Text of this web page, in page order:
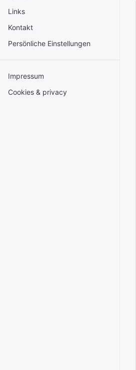
Links
Kontakt
Persönliche Einstellungen
Impressum
Cookies & privacy